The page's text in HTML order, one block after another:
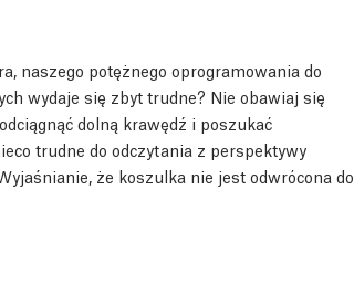
naszego potężnego oprogramowania do
wydaje się zbyt trudne? Nie obawiaj się
dolną krawędź i poszukać
trudne do odczytania z perspektywy
że koszulka nie jest odwrócona do